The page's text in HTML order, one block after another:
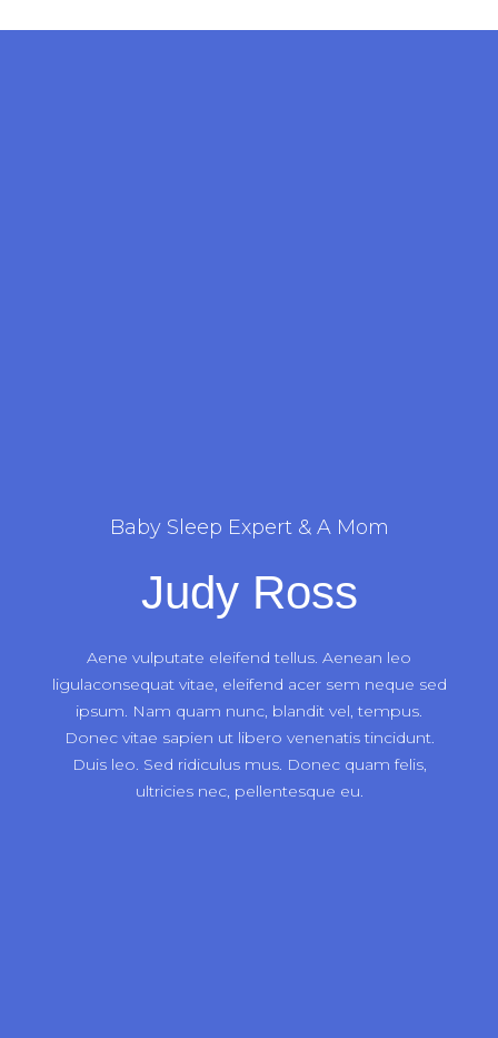
Baby Sleep Expert & A Mom
Judy Ross
Aene vulputate eleifend tellus. Aenean leo
ligulaconsequat vitae, eleifend acer sem neque sed
ipsum. Nam quam nunc, blandit vel, tempus.
Donec vitae sapien ut libero venenatis tincidunt.
Duis leo. Sed ridiculus mus. Donec quam felis,
ultricies nec, pellentesque eu.